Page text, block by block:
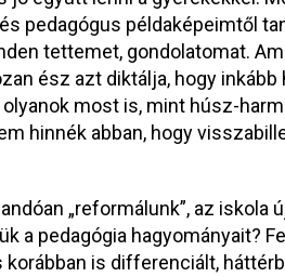
pedagógus példaképeimtől
tettemet, gondolatomat.
ész azt diktálja, hogy
most is, mint húsz-
hinnék abban, hogy
„reformálunk”, az
a pedagógia hagyományait?
korábban is differenciált,